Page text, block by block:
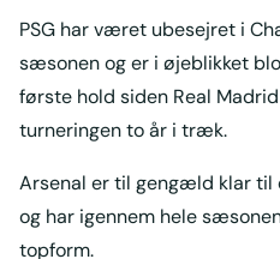
PSG har været ubesejret i
sæsonen og er i øjeblikket
første hold siden Real
turneringen to år i træk.
Arsenal er til gengæld klar til
og har igennem hele
topform.